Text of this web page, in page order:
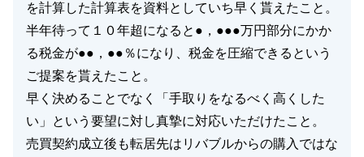
を計算した計算表を資料としていち早く貰えたこと。
半年待って１０年超になると●，●●●万円部分にかか
る税金が●●，●●％になり、税金を圧縮できるという
ご提案を貰えたこと。
早く決めることでなく「手取りをなるべく高くした
い」という要望に対し真摯に対応いただけたこと。
売買契約成立後も転居先はリバブルからの購入ではな